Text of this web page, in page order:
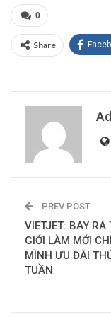
0
Share
PREV POST
VIETJET: BAY RA
GIỚI LÀM MỚI
MÌNH ƯU ĐÃI
TUẦN